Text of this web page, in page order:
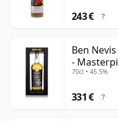
243 € ?
Ben
-
70cl • 45.5%
331 € ?